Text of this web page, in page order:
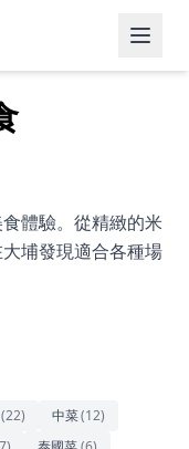
體驗。從精緻的米
埔發現適合各種場
(22) 中菜(12)